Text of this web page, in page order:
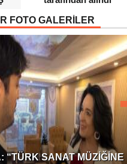
FOTO GALERİLER
“TÜRK SANAT MÜZIĞINE